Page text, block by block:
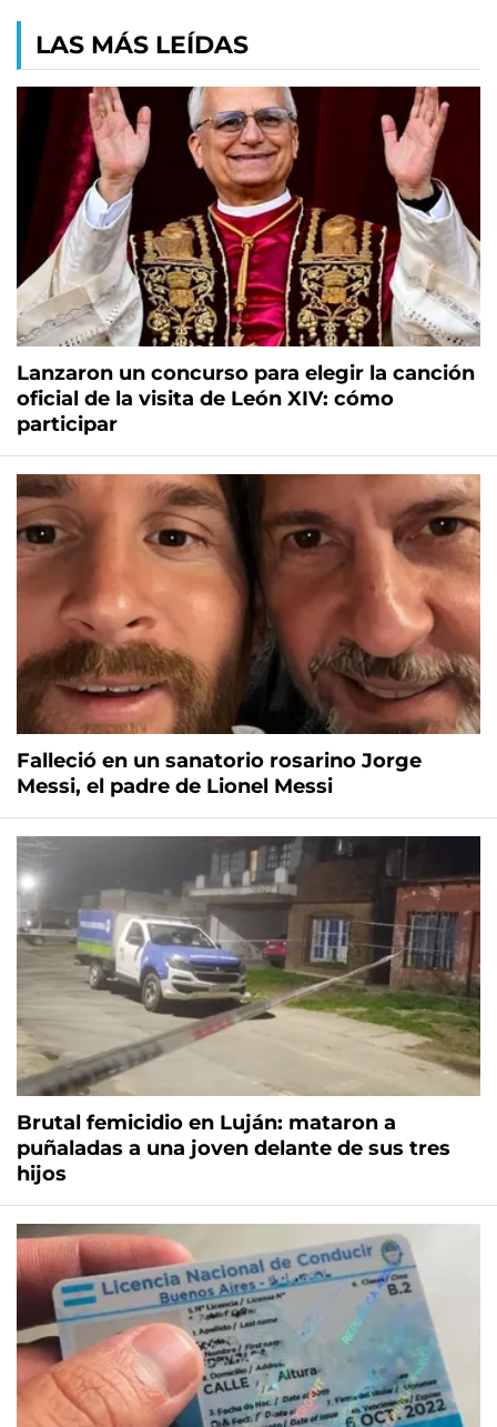
LAS MÁS LEÍDAS
Lanzaron un concurso para elegir la canción
oficial de la visita de León XIV: cómo
participar
Falleció en un sanatorio rosarino Jorge
Messi, el padre de Lionel Messi
Brutal femicidio en Luján: mataron a
puñaladas a una joven delante de sus tres
hijos